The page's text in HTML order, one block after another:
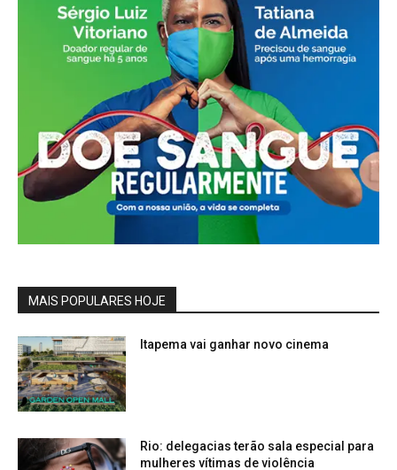
MAIS POPULARES HOJE
Itapema vai ganhar novo cinema
Rio: delegacias terão sala especial para
mulheres vítimas de violência